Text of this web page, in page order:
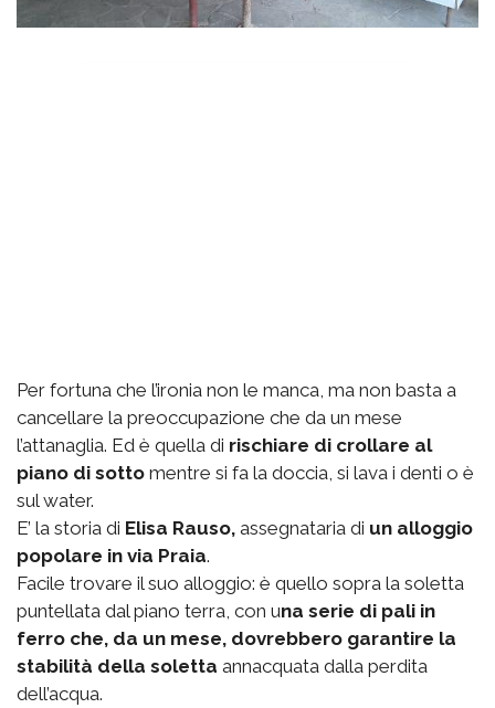
Per fortuna che l’ironia non le manca, ma non basta a
cancellare la preoccupazione che da un mese
l’attanaglia. Ed è quella di rischiare di crollare al
piano di sotto mentre si fa la doccia, si lava i denti o è
sul water.
E’ la storia di Elisa Rauso, assegnataria di un alloggio
popolare in via Praia.
Facile trovare il suo alloggio: è quello sopra la soletta
puntellata dal piano terra, con una serie di pali in
ferro che, da un mese, dovrebbero garantire la
stabilità della soletta annacquata dalla perdita
dell’acqua.